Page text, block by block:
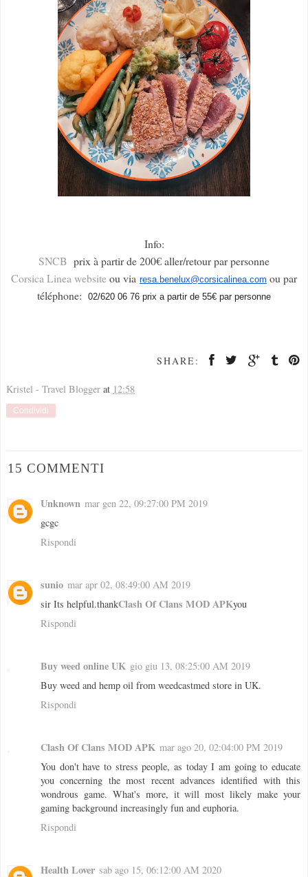
Info:
SNCB prix à partir de 200€ aller/retour par personne
Corsica Linea websiteou via resa.benelux@corsicalinea.com ou par
téléphone:
02/620 06 76 prix a partir de 55€ par personne
SHARE:
Kristel - Travel Blogger at 12:58
Condividi
15 COMMENTI
Unknown mar gen 22, 09:27:00 PM 2019
gcgc
Rispondi
sunio mar apr 02, 08:49:00 AM 2019
sir Its helpful.thankClash Of Clans MOD APKyou
Rispondi
Buy weed online UK gio giu 13, 08:25:00 AM 2019
Buy weed and hemp oil from weedcastmed store in UK.
Rispondi
Clash Of Clans MOD APK mar ago 20, 02:04:00 PM 2019
You don't have to stress people, as today I am going to educate
you concerning the most recent advances identified with this
wondrous game. What's more, it will most likely make your
gaming background increasingly fun and euphoria.
Rispondi
Health Lover sab ago 15, 06:12:00 AM 2020